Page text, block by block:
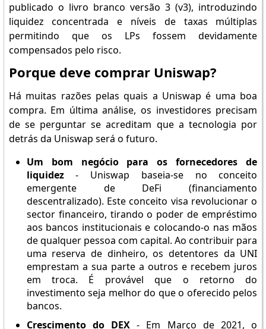
publicado o livro branco versão 3 (v3), introduzindo
liquidez concentrada e níveis de taxas múltiplas
permitindo que os LPs fossem devidamente
compensados pelo risco.
Porque deve comprar Uniswap?
Há muitas razões pelas quais a Uniswap é uma boa
compra. Em última análise, os investidores precisam
de se perguntar se acreditam que a tecnologia por
detrás da Uniswap será o futuro.
Um bom negócio para os fornecedores de
liquidez- Uniswap baseia-se no conceito
emergente de DeFi (financiamento
descentralizado). Este conceito visa revolucionar o
sector financeiro, tirando o poder de empréstimo
aos bancos institucionais e colocando-o nas mãos
de qualquer pessoa com capital. Ao contribuir para
uma reserva de dinheiro, os detentores da UNI
emprestam a sua parte a outros e recebem juros
em troca. É provável que o retorno do
investimento seja melhor do que o oferecido pelos
bancos.
Crescimento do DEX - Em Março de 2021, o